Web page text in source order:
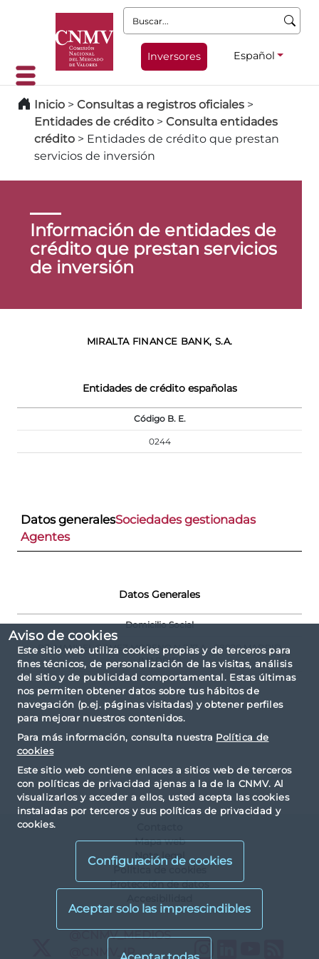
Aviso de cookies
Este sitio web utiliza cookies propias y de terceros para
fines técnicos, de personalización de las visitas, análisis
del sitio y de publicidad comportamental. Estas últimas
nos permiten obtener datos sobre tus hábitos de
navegación (p.ej. páginas visitadas) y obtener perfiles
para mejorar nuestros contenidos.
Para más información, consulta nuestra Política de
cookies
Este sitio web contiene enlaces a sitios web de terceros
con políticas de privacidad ajenas a la de la CNMV. Al
visualizarlos y acceder a ellos, usted acepta las cookies
instaladas por terceros y sus políticas de privacidad y
cookies.
Configuración de cookies
Buscar:
Inversores Español
Inicio > Consultas a registros oficiales >
Entidades de crédito > Consulta entidades
crédito > Entidades de crédito que prestan
servicios de inversión
Información de entidades de
crédito que prestan servicios
de inversión
MIRALTA FINANCE BANK, S.A.
Entidades de crédito españolas
Código B. E.
0244
Datos generalesSociedades gestionadas
Agentes
Datos Generales
Domicilio Social
PZ. MANUEL GOMEZ MORENO N.2 17 A - 28020 MADRID
(MADRID)
Mapa web
Nota legal
Política de cookies
Protección de datos
@CNMV_MEDIOS
@CNMV_IP